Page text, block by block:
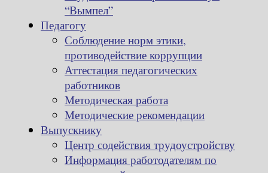
“Вымпел”
Педагогу
Соблюдение норм этики,
противодействие коррупции
Аттестация педагогических
работников
Методическая работа
Методические рекомендации
Выпускнику
Центр содействия трудоустройству
Информация работодателям по